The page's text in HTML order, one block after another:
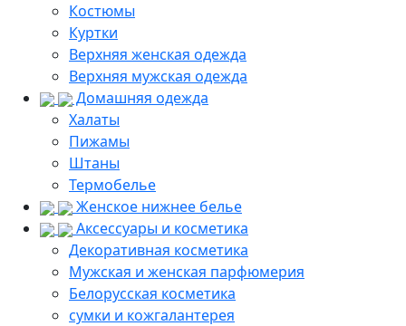
Костюмы
Куртки
Верхняя женская одежда
Верхняя мужская одежда
Домашняя одежда
Халаты
Пижамы
Штаны
Термобелье
Женское нижнее белье
Аксессуары и косметика
Декоративная косметика
Мужская и женская парфюмерия
Белорусская косметика
сумки и кожгалантерея